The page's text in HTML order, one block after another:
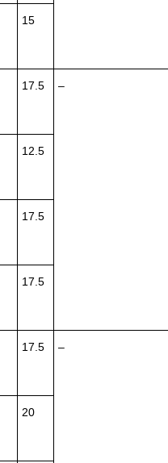
15
17.5 –
12.5
17.5
17.5
17.5 –
20